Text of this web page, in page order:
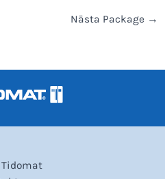
Nästa Package →
Tidomat